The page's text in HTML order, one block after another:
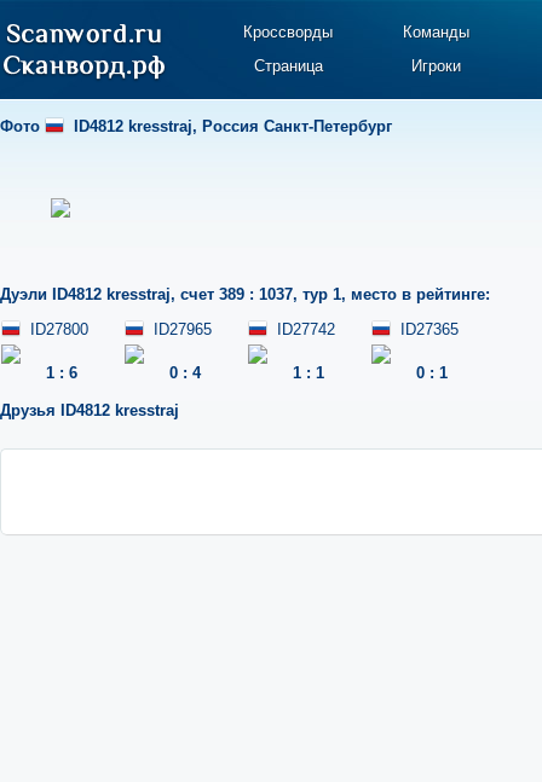
Кроссворды
Команды
Страница
Игроки
Фото ID4812 kresstraj, Россия Санкт-Петербург
Дуэли ID4812 kresstraj, счет 389 : 1037, тур 1, место в рейтинге:
ID27800
1 : 6
ID27965
0 : 4
ID27742
1 : 1
ID27365
0 : 1
Друзья ID4812 kresstraj